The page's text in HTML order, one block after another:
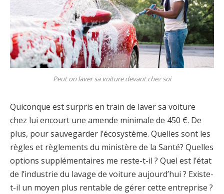
Peut on laver sa voiture devant chez soi
Quiconque est surpris en train de laver sa voiture
chez lui encourt une amende minimale de 450 €. De
plus, pour sauvegarder l’écosystème. Quelles sont les
règles et règlements du ministère de la Santé? Quelles
options supplémentaires me reste-t-il ? Quel est l’état
de l’industrie du lavage de voiture aujourd’hui ? Existe-
t-il un moyen plus rentable de gérer cette entreprise ?